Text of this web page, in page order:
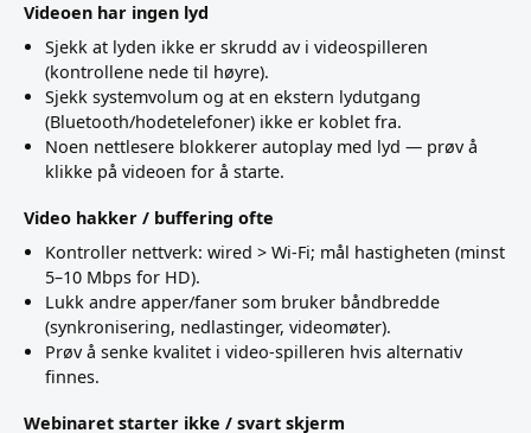
Videoen har ingen lyd
Sjekk at lyden ikke er skrudd av i videospilleren
(kontrollene nede til høyre).
Sjekk systemvolum og at en ekstern lydutgang
(Bluetooth/hodetelefoner) ikke er koblet fra.
Noen nettlesere blokkerer autoplay med lyd — prøv å
klikke på videoen for å starte.
Video hakker / buffering ofte
Kontroller nettverk: wired > Wi-Fi; mål hastigheten (minst
5–10 Mbps for HD).
Lukk andre apper/faner som bruker båndbredde
(synkronisering, nedlastinger, videomøter).
Prøv å senke kvalitet i video-spilleren hvis alternativ
finnes.
Webinaret starter ikke / svart skjerm